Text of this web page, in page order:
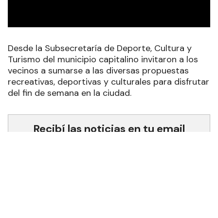
recreativas, deportivas y culturales para disfrutar
Recibí las noticias en tu email